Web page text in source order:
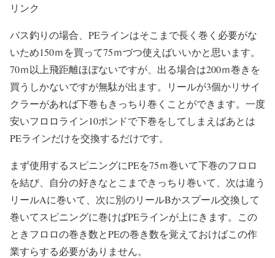
リンク
バス釣りの場合、PEラインはそこまで長く巻く必要がな
いため150ｍを買って75ｍづつ使えばいいかと思います。
70ｍ以上飛距離ほぼないですが、出る場合は200ｍ巻きを
買うしかないですが無駄が出ます。リールが3個かリサイ
クラーがあれば下巻もきっちり巻くことができます。一度
安いフロロライン10ポンドで下巻をしてしまえばあとは
PEラインだけを交換するだけです。
まず使用するスピニングにPEを75ｍ巻いて下巻のフロロ
を結び、自分の好きなとこまできっちり巻いて、次は違う
リールAに巻いて、次に別のリールBかスプール交換して
巻いてスピニングに巻けばPEラインが上にきます。この
ときフロロの巻き数とPEの巻き数を覚えておけばこの作
業すらする必要がありません。